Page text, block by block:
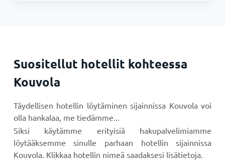
Suositellut hotellit kohteessa
Kouvola
Täydellisen hotellin löytäminen sijainnissa Kouvola voi
olla hankalaa, me tiedämme...
Siksi käytämme erityisiä hakupalvelimiamme
löytääksemme sinulle parhaan hotellin sijainnissa
Kouvola. Klikkaa hotellin nimeä saadaksesi lisätietoja.